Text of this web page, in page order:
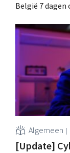
België 7
speelveld?
Algemeen
[Update]